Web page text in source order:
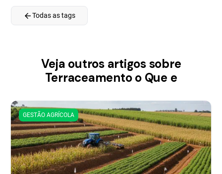
arrow_backTodas as tags
Veja outros artigos sobre
Terraceamento o Que e
GESTÃO AGRÍCOLA